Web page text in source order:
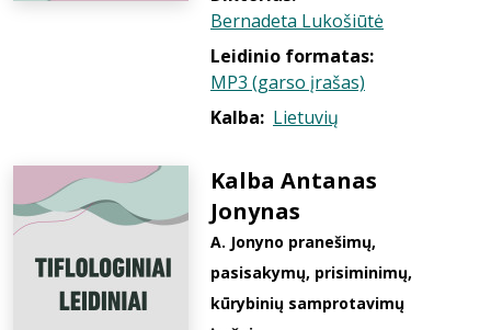
Bernadeta Lukošiūtė
Leidinio formatas:
MP3 (garso įrašas)
Kalba: Lietuvių
Kalba Antanas
Jonynas
A. Jonyno pranešimų,
pasisakymų, prisiminimų,
kūrybinių samprotavimų